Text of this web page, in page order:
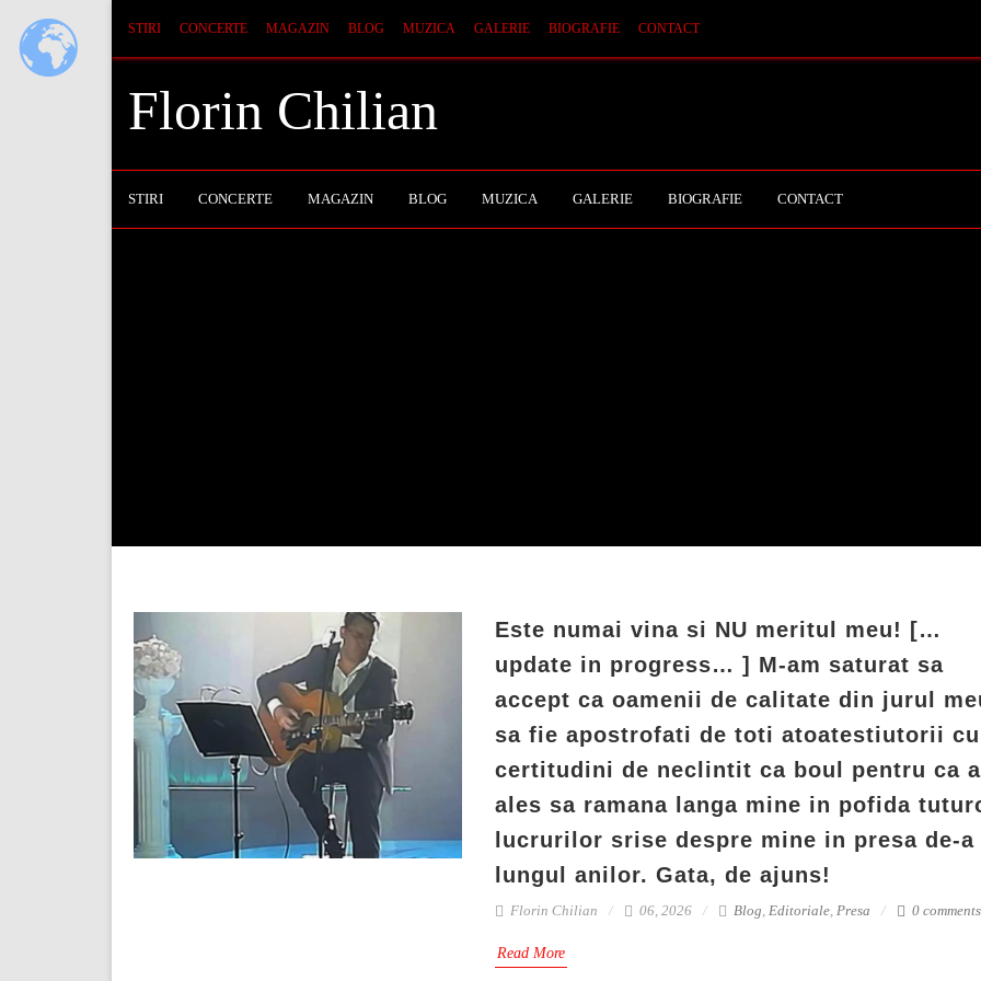
STIRI CONCERTE MAGAZIN BLOG MUZICA GALERIE BIOGRAFIE CONTACT
Florin Chilian
STIRI CONCERTE MAGAZIN BLOG MUZICA GALERIE BIOGRAFIE CONTACT
Este numai vina si NU meritul meu! […
update in progress… ] M-am saturat sa
accept ca oamenii de calitate din jurul
sa fie apostrofati de toti atoatestiutorii cu
certitudini de neclintit ca boul pentru ca
ales sa ramana langa mine in pofida
lucrurilor srise despre mine in presa de-a
lungul anilor. Gata, de ajuns!
Florin Chilian 06, 2026 Blog, Editoriale, Presa 0 comments
Read More